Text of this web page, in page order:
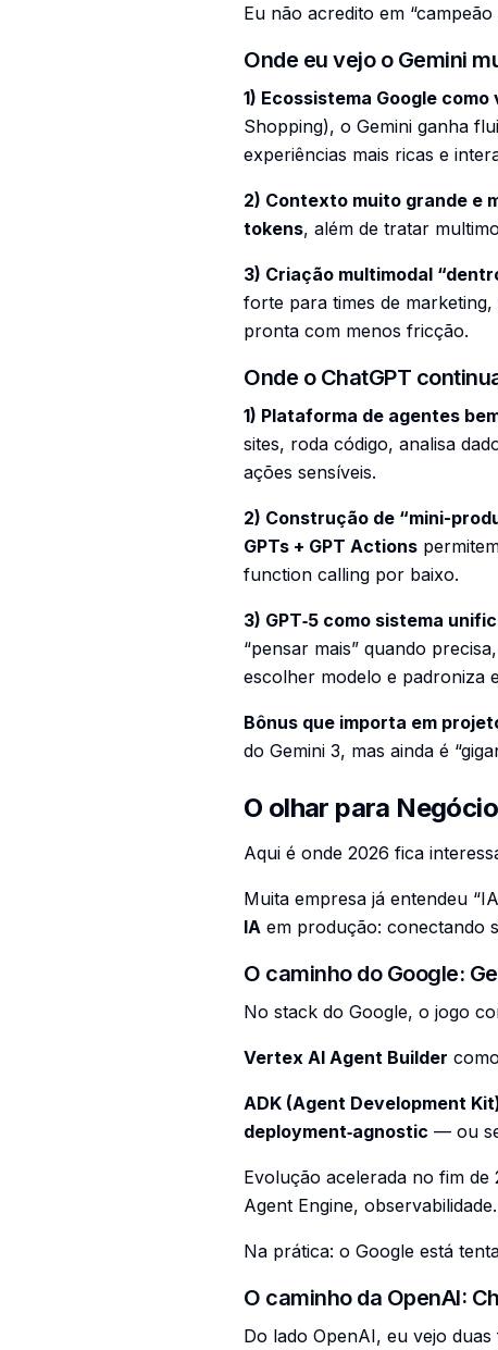
Eu não acredito em
Onde eu vejo o Gemini
1) Ecossistema Google
Shopping), o Gemini ganha
experiências mais ricas e
2) Contexto muito grande e
tokens, além de tratar
3) Criação multimodal
forte para times de
pronta com menos fricção.
Onde o ChatGPT
1) Plataforma de agentes
sites, roda código, analisa
ações sensíveis.
2) Construção de “mini-
GPTs + GPT Actions
function calling por baixo.
3) GPT‑5 como sistema
“pensar mais” quando
escolher modelo e padroniza
Bônus que importa em
do Gemini 3, mas ainda é
O olhar para
Aqui é onde 2026 fica
Muita empresa já entendeu
IA em produção: conectando
O caminho do Google:
No stack do Google, o jogo
Vertex AI Agent Builder
ADK (Agent Development
deployment‑agnostic — ou
Evolução acelerada no fim de
Agent Engine,
Na prática: o Google está
O caminho da OpenAI:
Do lado OpenAI, eu vejo